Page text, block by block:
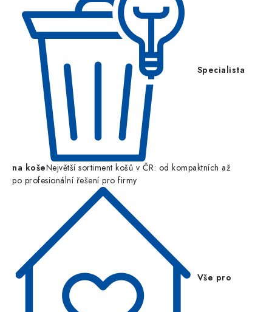
Specialista
na košeNejvětší sortiment košů v ČR: od kompaktních až
po profesionální řešení pro firmy
Vše pro